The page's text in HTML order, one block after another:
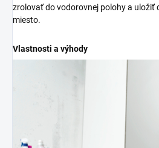
zrolovať do vodorovnej polohy a uložiť
miesto.
Vlastnosti a výhody